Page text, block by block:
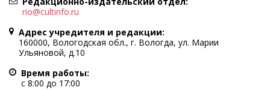
Вологда, ул. Марии Ульяновой, д.10
Главный редактор — Легчанова Елена Григорьевна
Политика в отношении обработки персональных данных
При полном или частичном использовании информации
портала гиперссылка на cultinfo.ru обязательна.
Редакция не несет ответственности за достоверность
rio@cultinfo.ru
Адрес учредителя и редакции:
160000, Вологодская обл., г. Вологда, ул. Марии
Ульяновой, д.10
Время работы:
с 8:00 до 17:00